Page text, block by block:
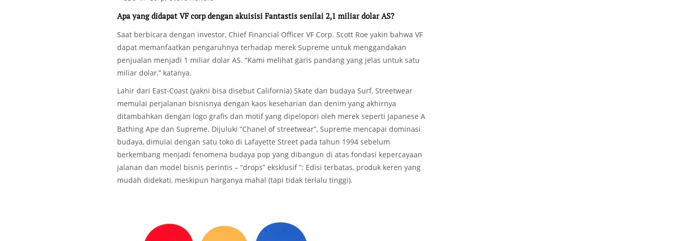
Apa yang didapat VF corp dengan akuisisi Fantastis senilai 2,1 miliar dolar AS?
Saat berbicara dengan investor, Chief Financial Officer VF Corp. Scott Roe yakin bahwa VF
dapat memanfaatkan pengaruhnya terhadap merek Supreme untuk menggandakan
penjualan menjadi 1 miliar dolar AS. “Kami melihat garis pandang yang jelas untuk satu
miliar dolar,” katanya.
Lahir dari East-Coast (yakni bisa disebut California) Skate dan budaya Surf, Streetwear
memulai perjalanan bisnisnya dengan kaos keseharian dan denim yang akhirnya
ditambahkan dengan logo grafis dan motif yang dipelopori oleh merek seperti Japanese A
Bathing Ape dan Supreme. Dijuluki “Chanel of streetwear”, Supreme mencapai dominasi
budaya, dimulai dengan satu toko di Lafayette Street pada tahun 1994 sebelum
berkembang menjadi fenomena budaya pop yang dibangun di atas fondasi kepercayaan
jalanan dan model bisnis perintis – “drops” eksklusif ”: Edisi terbatas, produk keren yang
mudah didekati, meskipun harganya mahal (tapi tidak terlalu tinggi).